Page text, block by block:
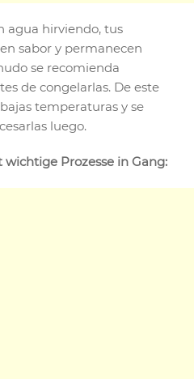
agua hirviendo, tus
sabor y permanecen
se recomienda
de congelarlas. De este
temperaturas y se
luego.
Prozesse in Gang: